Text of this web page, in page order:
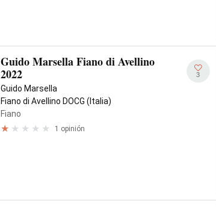
Guido Marsella Fiano di Avellino
2022
Guido Marsella
Fiano di Avellino DOCG (Italia)
Fiano
1 opinión
3